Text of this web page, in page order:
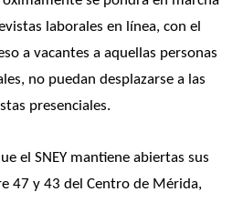
laborales en línea, con el
a vacantes a aquellas personas
no puedan desplazarse a las
presenciales.
el SNEY mantiene abiertas sus
47 y 43 del Centro de Mérida,